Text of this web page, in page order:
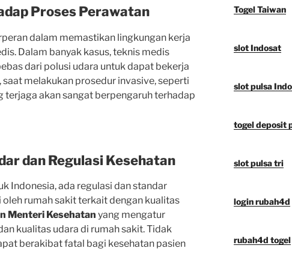
Proses Perawatan
dalam memastikan lingkungan kerja
Dalam banyak kasus, teknis medis
dari polusi udara untuk dapat bekerja
melakukan prosedur invasive, seperti
terjaga akan sangat berpengaruh terhadap
dan Regulasi Kesehatan
Indonesia, ada regulasi dan standar
rumah sakit terkait dengan kualitas
Menteri Kesehatan yang mengatur
kualitas udara di rumah sakit. Tidak
berakibat fatal bagi kesehatan pasien
Togel Taiwan
slot Indosat
slot pulsa
togel deposit
slot pulsa tri
login rubah4d
rubah4d togel